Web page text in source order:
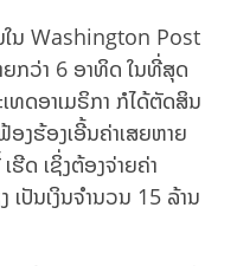
ໃນ Washington Post
ຍກວ່າ 6 ອາທິດ ໃນທີ່ສຸດ
ທດອາເມຣິກາ ກໍໄດ້ຕັດສິນ
ງຮ້ອງເອີ້ນຄ່າເສຍຫາຍ
ດ ເຊິ່ງຕ້ອງຈ່າຍຄ່າ
ເປັນເງິນຈຳນວນ 15 ລ້ານ